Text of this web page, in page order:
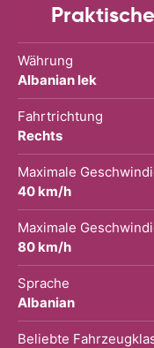
Währung
Albanian lek
Fahrtrichtung
Rechts
Maximale
40 km/h
Maximale
80 km/h
Sprache
Albanian
Beliebte